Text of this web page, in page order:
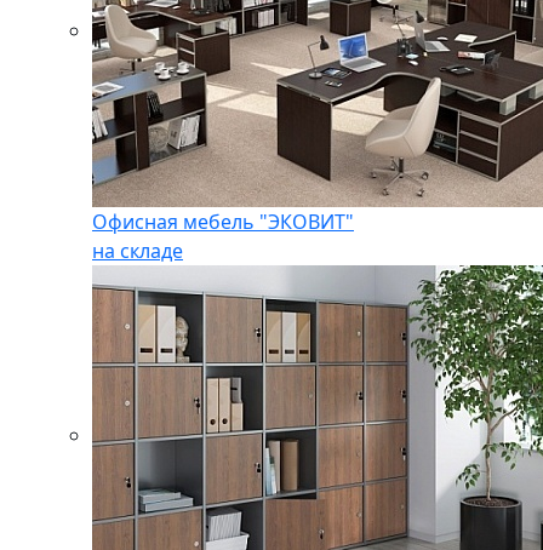
Офисная мебель "ЭКОВИТ"
на складе